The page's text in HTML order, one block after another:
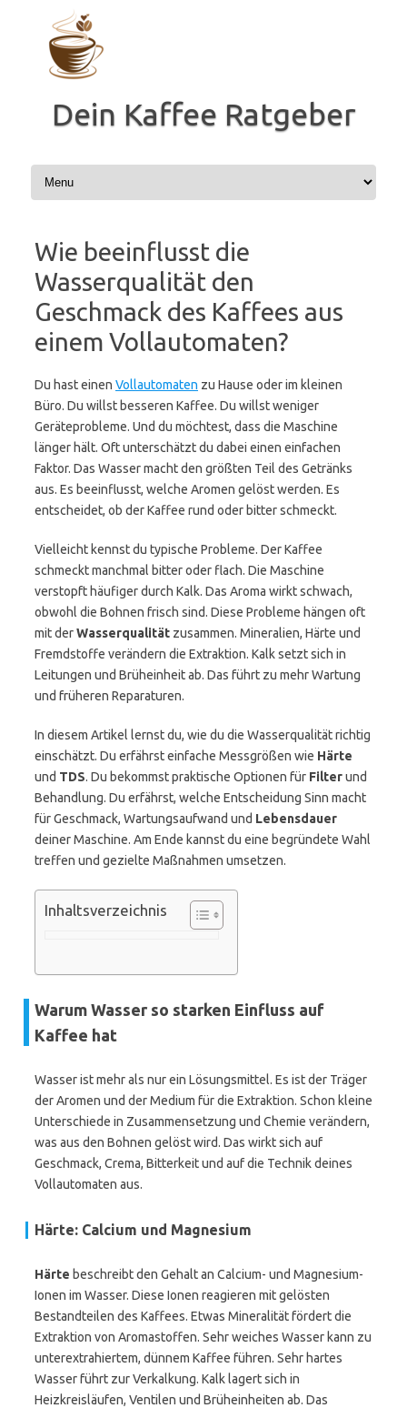
springen
Dein Kaffee Ratgeber
Wie beeinflusst die
Wasserqualität den
Geschmack des Kaffees aus
einem Vollautomaten?
Du hast einen Vollautomaten zu Hause oder im kleinen
Büro. Du willst besseren Kaffee. Du willst weniger
Geräteprobleme. Und du möchtest, dass die Maschine
länger hält. Oft unterschätzt du dabei einen einfachen
Faktor. Das Wasser macht den größten Teil des Getränks
aus. Es beeinflusst, welche Aromen gelöst werden. Es
entscheidet, ob der Kaffee rund oder bitter schmeckt.
Vielleicht kennst du typische Probleme. Der Kaffee
schmeckt manchmal bitter oder flach. Die Maschine
verstopft häufiger durch Kalk. Das Aroma wirkt schwach,
obwohl die Bohnen frisch sind. Diese Probleme hängen oft
mit derWasserqualität zusammen. Mineralien, Härte und
Fremdstoffe verändern die Extraktion. Kalk setzt sich in
Leitungen und Brüheinheit ab. Das führt zu mehr Wartung
und früheren Reparaturen.
In diesem Artikel lernst du, wie du die Wasserqualität richtig
einschätzt. Du erfährst einfache Messgrößen wie Härte
und TDS. Du bekommst praktische Optionen für Filterund
Behandlung. Du erfährst, welche Entscheidung Sinn macht
für Geschmack, Wartungsaufwand und Lebensdauer
deiner Maschine. Am Ende kannst du eine begründete Wahl
treffen und gezielte Maßnahmen umsetzen.
Inhaltsverzeichnis
Warum Wasser so starken Einfluss auf
Kaffee hat
Wasser ist mehr als nur ein Lösungsmittel. Es ist der Träger
der Aromen und der Medium für die Extraktion. Schon kleine
Unterschiede in Zusammensetzung und Chemie verändern,
was aus den Bohnen gelöst wird. Das wirkt sich auf
Geschmack, Crema, Bitterkeit und auf die Technik deines
Vollautomaten aus.
Härte: Calcium und Magnesium
Härte beschreibt den Gehalt an Calcium- und Magnesium-
Ionen im Wasser. Diese Ionen reagieren mit gelösten
Bestandteilen des Kaffees. Etwas Mineralität fördert die
Extraktion von Aromastoffen. Sehr weiches Wasser kann zu
unterextrahiertem, dünnem Kaffee führen. Sehr hartes
Wasser führt zur Verkalkung. Kalk lagert sich in
Heizkreisläufen, Ventilen und Brüheinheiten ab. Das